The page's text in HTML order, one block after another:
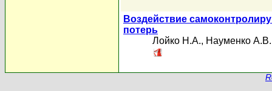
Воздействие
потерь
Лойко Н.А., Науменко А.В.